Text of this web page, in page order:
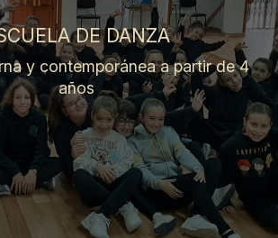
DE DANZA
y contemporánea a partir de 4
años